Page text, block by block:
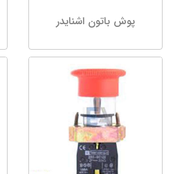
پوش باتون اشنایدر